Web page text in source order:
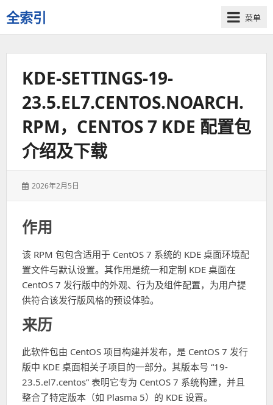
全索引
一
些
菜单
KDE-SETTINGS-19-
23.5.EL7.CENTOS.NOARCH.
RPM，CENTOS 7 KDE 配置包
介绍及下载
发
2026年2月5日
作用
该 RPM 包包含适用于 CentOS 7 系统的 KDE 桌面环境配
置文件与默认设置。其作用是统一和定制 KDE 桌面在
CentOS 7 发行版中的外观、行为及组件配置，为用户提
供符合该发行版风格的预设体验。
来历
此软件包由 CentOS 项目构建并发布，是 CentOS 7 发行
版中 KDE 桌面相关子项目的一部分。其版本号 “19-
23.5.el7.centos” 表明它专为 CentOS 7 系统构建，并且
整合了特定版本（如 Plasma 5）的 KDE 设置。